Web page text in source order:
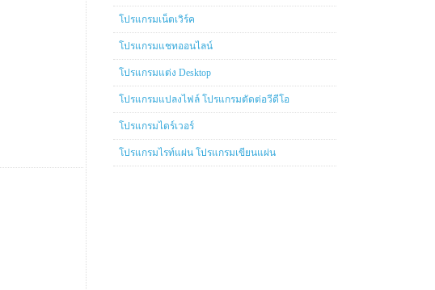
โปรแกรมเน็ตเวิร์ค
โปรแกรมแชทออนไลน์
โปรแกรมแต่ง Desktop
โปรแกรมแปลงไฟล์ โปรแกรมตัดต่อวีดีโอ
โปรแกรมไดร์เวอร์
โปรแกรมไรท์แผ่น โปรแกรมเขียนแผ่น